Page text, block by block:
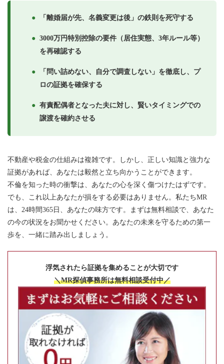
● 「離婚届が先、名義変更は後」の鉄則を死守する
● 3000万円特別控除の要件（居住実態、3年ルール等）
を再確認する
●
「問い詰めない、自分で調査しない」を徹底し、プ
ロの証拠を確保する
● 有責配偶者となった夫に対し、賢いタイミングでの
譲渡を確約させる
不動産や税金の仕組みは複雑です。しかし、正しい知識と強力な
証拠があれば、あなたは毅然と立ち向かうことができます。
不倫を知った時の衝撃は、あなたの心を深く傷つけたはずです。
でも、これ以上あなたが損をする必要はありません。私たちMR
は、24時間365日、あなたの味方です。まずは無料相談で、あなた
の今の状況をお聞かせください。あなたの未来を守るための第一
歩を、一緒に踏み出しましょう。
浮気されたら証拠を集めることが大切です
＼MR探偵事務所は無料相談受付中／